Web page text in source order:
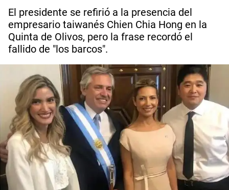
El presidente se refirió a la presencia del
empresario taiwanés Chien Chia Hong en la
Quinta de Olivos, pero la frase recordó el
fallido de "los barcos".